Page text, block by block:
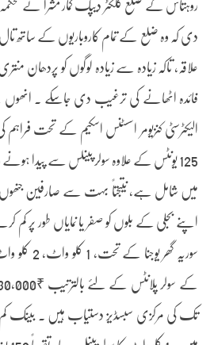
علاقہ، تاکہ زیادہ سے زیادہ لوگوں کو پردھان
فائدہ اٹھانے کی ترغیب دی جاسکے ۔
الیکٹرسٹی کنزیومر اسسٹنس اسکیم کے تحت
125 یونٹس کے علاوہ سولر پینلس سے پیدا
میں شامل ہے، نتیجتاً بہت سے صارفین
اپنے بجلی کے بلوں کو صفر یا نمایاں طور پر
تک کی مرکزی سبسڈیز دستیاب ہیں ۔ بینک